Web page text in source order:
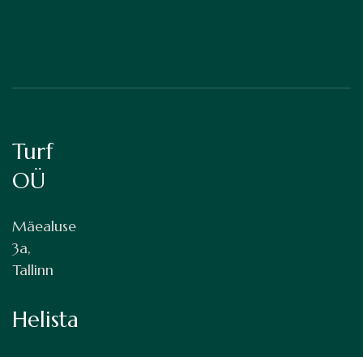
Turf
OÜ
Mäealuse
3a,
Tallinn
Helista